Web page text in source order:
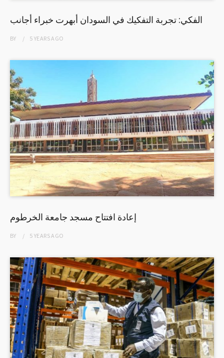
الفكي: تجربة التفكيك في السودان أبهرت خبراء أجانب
BY 5 YEARSAGO
إعادة افتتاح مسجد جامعة الخرطوم
BY 5 YEARSAGO